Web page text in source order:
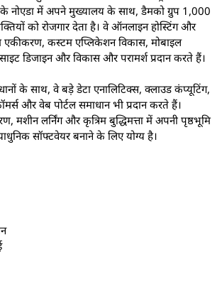
नोएडा में अपने मुख्यालय के साथ, डैमको ग्रुप 1,000
को रोजगार देता है। वे ऑनलाइन होस्टिंग और
एकीकरण, कस्टम एप्लिकेशन विकास, मोबाइल
डिजाइन और विकास और परामर्श प्रदान करते हैं।
के साथ, वे बड़े डेटा एनालिटिक्स, क्लाउड कंप्यूटिंग,
और वेब पोर्टल समाधान भी प्रदान करते हैं।
मशीन लर्निंग और कृत्रिम बुद्धिमत्ता में अपनी पृष्ठभूमि
सॉफ्टवेयर बनाने के लिए योग्य है।